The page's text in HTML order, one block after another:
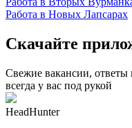
Работа в Новых Лапсарах
Скачайте
Свежие вакансии,
всегда у вас под рукой
HeadHunter